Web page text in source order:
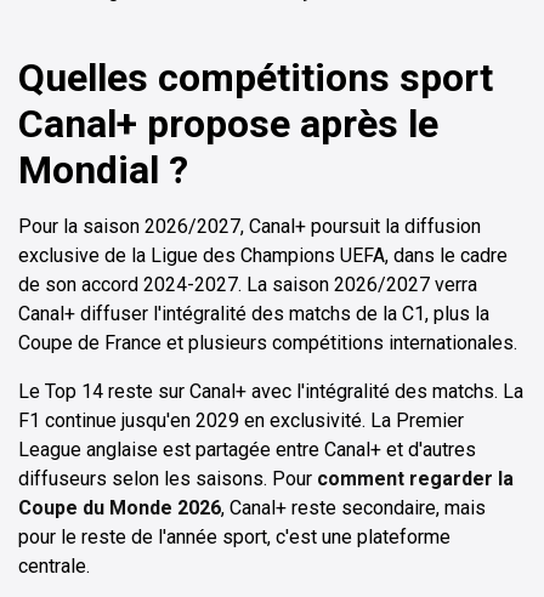
Quelles compétitions sport
Canal+ propose après le
Mondial ?
Pour la saison 2026/2027, Canal+ poursuit la diffusion
exclusive de la Ligue des Champions UEFA, dans le cadre
de son accord 2024-2027. La saison 2026/2027 verra
Canal+ diffuser l'intégralité des matchs de la C1, plus la
Coupe de France et plusieurs compétitions internationales.
Le Top 14 reste sur Canal+ avec l'intégralité des matchs. La
F1 continue jusqu'en 2029 en exclusivité. La Premier
League anglaise est partagée entre Canal+ et d'autres
diffuseurs selon les saisons. Pour comment regarder la
Coupe du Monde 2026, Canal+ reste secondaire, mais
pour le reste de l'année sport, c'est une plateforme
centrale.